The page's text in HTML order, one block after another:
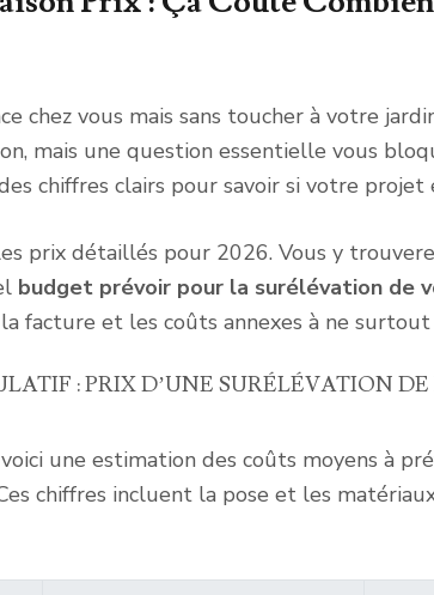
chez vous mais sans toucher à votre
mais une question essentielle vous
chiffres clairs pour savoir si votre projet
prix détaillés pour 2026. Vous y
budget prévoir pour la surélévation de
facture et les coûts annexes à ne
: PRIX D’UNE SURÉLÉVATION
une estimation des coûts moyens à
chiffres incluent la pose et les